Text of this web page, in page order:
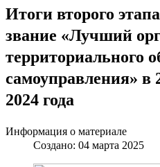
Итоги второго
звание «Лучший
территориального
самоуправления» в
2024 года
Информация о материале
Создано: 04 марта 2025